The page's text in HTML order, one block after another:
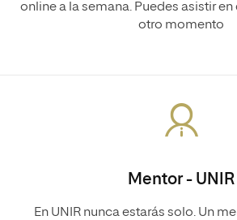
online a la semana. Puedes asistir
otro momento
Mentor - UNIR
En UNIR nunca estarás solo. Un